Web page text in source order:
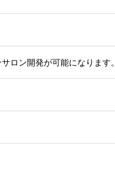
ロン開発が可能になります。